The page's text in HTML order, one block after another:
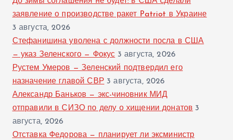
заявление о производстве ракет Patriot в Украине
3 августа, 2026
Стефанишина уволена с должности посла в США
— указ Зеленского — Фокус 3 августа, 2026
Рустем Умеров — Зеленский подтвердил его
назначение главой СВР 3 августа, 2026
Александр Баньков — экс-чиновник МИД
отправили в СИЗО по делу о хищении донатов 3
августа, 2026
Отставка Федорова — планирует ли эксминистр